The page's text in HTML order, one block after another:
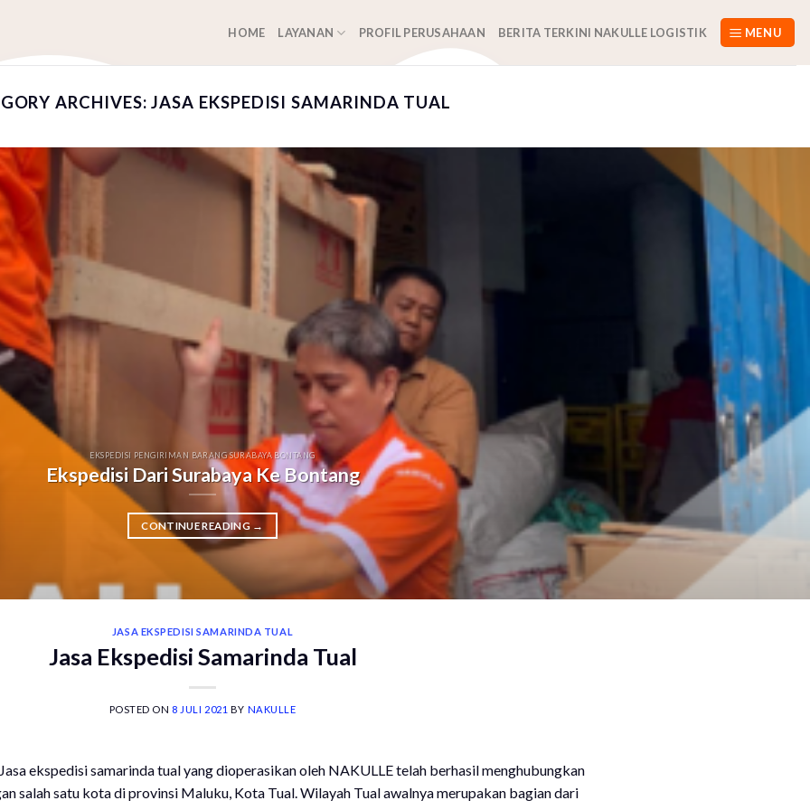
HOME LAYANAN PROFIL PERUSAHAAN BERITA TERKINI NAKULLE LOGISTIK MENU
ARCHIVES:JASA EKSPEDISI SAMARINDA TUAL
EKSPEDISI PENGIRIMAN BARANG SURABAYA BONTANG
Ekspedisi Dari Surabaya Ke Bontang
CONTINUE READING→
JASA EKSPEDISI SAMARINDA TUAL
Jasa Ekspedisi Samarinda Tual
POSTED ON 8 JULI 2021 BY NAKULLE
ekspedisi samarinda tual yang dioperasikan oleh NAKULLE telah berhasil menghubungkan
salah satu kota di provinsi Maluku, Kota Tual. Wilayah Tual awalnya merupakan bagian dari